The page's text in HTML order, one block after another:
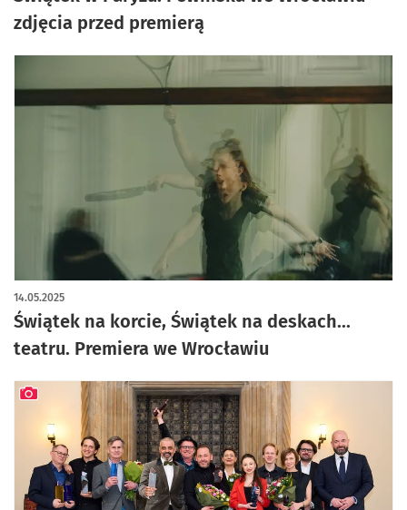
zdjęcia przed premierą
Świątek na korcie, Świątek na deskach...
teatru. Premiera we Wrocławiu
14.05.2025